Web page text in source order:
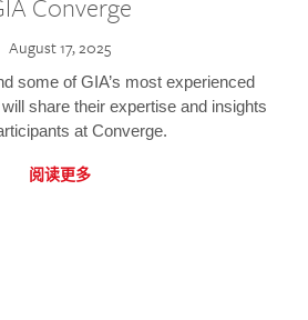
August 17, 2025
some of GIA’s most experienced
share their expertise and insights
at Converge.
阅读更多